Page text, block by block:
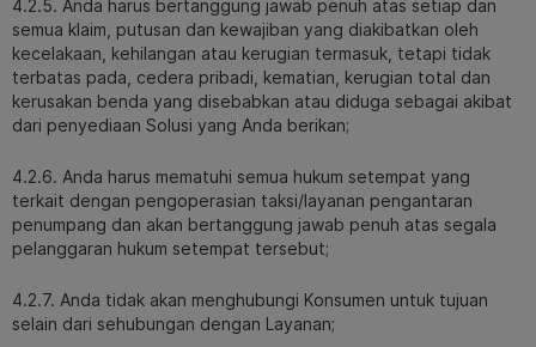
4.2.5. Anda harus bertanggung jawab penuh atas setiap dan
semua klaim, putusan dan kewajiban yang diakibatkan oleh
kecelakaan, kehilangan atau kerugian termasuk, tetapi tidak
terbatas pada, cedera pribadi, kematian, kerugian total dan
kerusakan benda yang disebabkan atau diduga sebagai akibat
dari penyediaan Solusi yang Anda berikan;
4.2.6. Anda harus mematuhi semua hukum setempat yang
terkait dengan pengoperasian taksi/layanan pengantaran
penumpang dan akan bertanggung jawab penuh atas segala
pelanggaran hukum setempat tersebut;
4.2.7. Anda tidak akan menghubungi Konsumen untuk tujuan
selain dari sehubungan dengan Layanan;